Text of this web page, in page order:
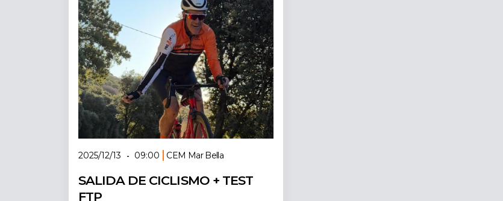
2025/12/13 - 09:00 CEM Mar Bella
SALIDA DE CICLISMO + TEST
FTP